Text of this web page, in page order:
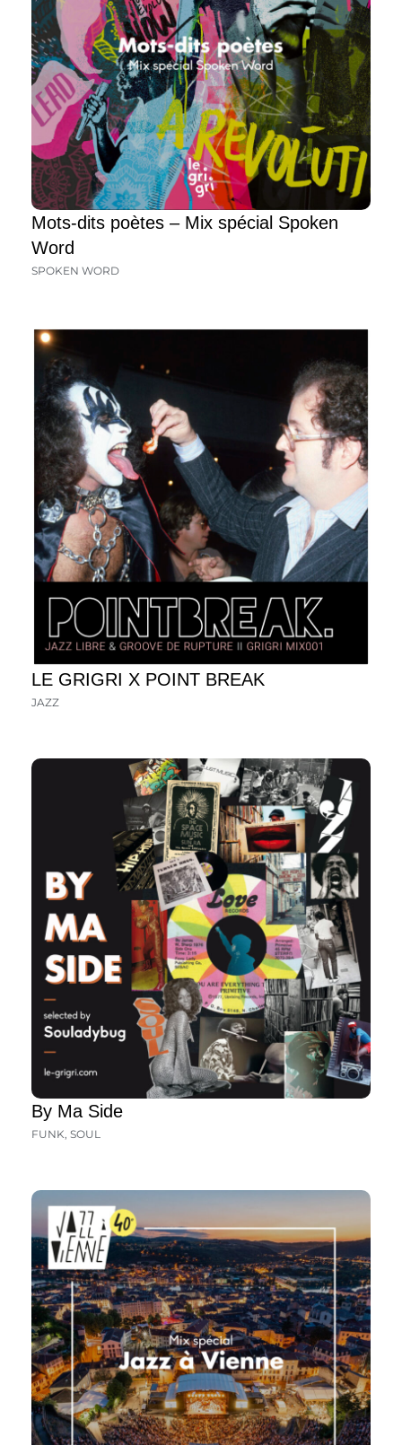
Mots-dits poètes – Mix spécial Spoken
Word
SPOKEN WORD
LE GRIGRI X POINT BREAK
JAZZ
By Ma Side
FUNK SOUL